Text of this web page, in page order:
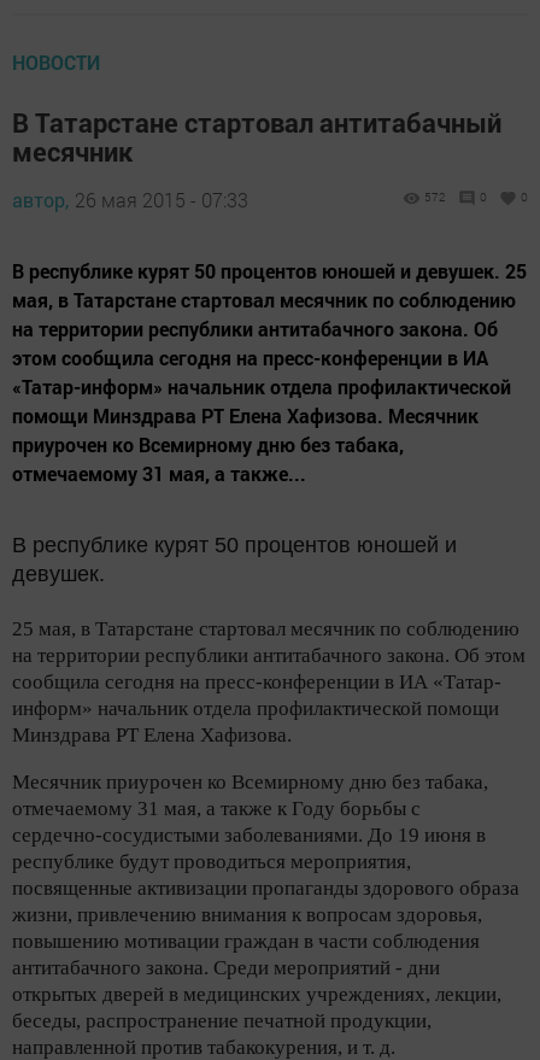
НОВОСТИ
В Татарстане стартовал антитабачный
месячник
автор, 26 мая 2015 - 07:33 572 0 0
В республике курят 50 процентов юношей и девушек. 25
мая, в Татарстане стартовал месячник по соблюдению
на территории республики антитабачного закона. Об
этом сообщила сегодня на пресс-конференции в ИА
«Татар-информ» начальник отдела профилактической
помощи Минздрава РТ Елена Хафизова. Месячник
приурочен ко Всемирному дню без табака,
отмечаемому 31 мая, а также...
В республике курят 50 процентов юношей и
девушек.
25 мая, в Татарстане стартовал месячник по соблюдению
на территории республики антитабачного закона. Об этом
сообщила сегодня на пресс-конференции в ИА «Татар-
информ» начальник отдела профилактической помощи
Минздрава РТ Елена Хафизова.
Месячник приурочен ко Всемирному дню без табака,
отмечаемому 31 мая, а также к Году борьбы с
сердечно-сосудистыми заболеваниями. До 19 июня в
республике будут проводиться мероприятия,
посвященные активизации пропаганды здорового образа
жизни, привлечению внимания к вопросам здоровья,
повышению мотивации граждан в части соблюдения
антитабачного закона. Среди мероприятий - дни
открытых дверей в медицинских учреждениях, лекции,
беседы, распространение печатной продукции,
направленной против табакокурения, и т. д.